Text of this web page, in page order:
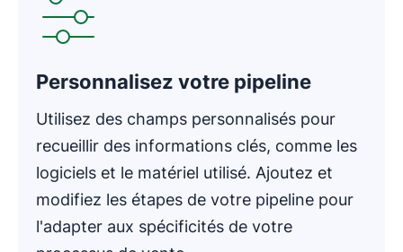
Personnalisez votre pipeline
Utilisez des champs personnalisés pour
recueillir des informations clés, comme les
logiciels et le matériel utilisé. Ajoutez et
modifiez les étapes de votre pipeline pour
l'adapter aux spécificités de votre